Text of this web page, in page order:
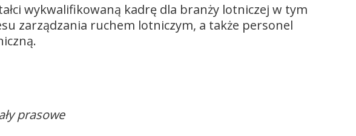
wykwalifikowaną kadrę dla branży lotniczej w tym
zarządzania ruchem lotniczym, a także personel
prasowe